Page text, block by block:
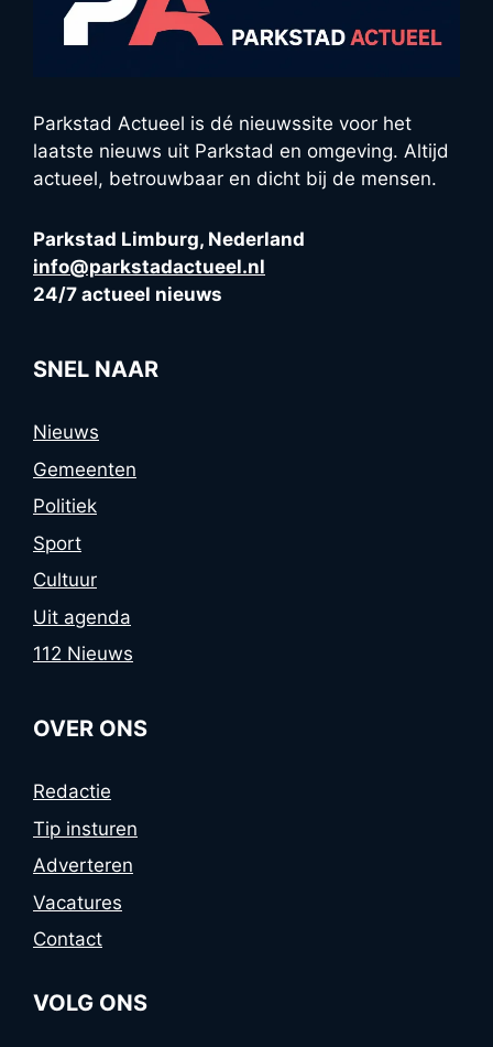
Parkstad Actueel is dé nieuwssite voor het
laatste nieuws uit Parkstad en omgeving. Altijd
actueel, betrouwbaar en dicht bij de mensen.
Parkstad Limburg, Nederland
info@parkstadactueel.nl
24/7 actueel nieuws
SNEL NAAR
Nieuws
Gemeenten
Politiek
Sport
Cultuur
Uit agenda
112 Nieuws
OVER ONS
Redactie
Tip insturen
Adverteren
Vacatures
Contact
VOLG ONS